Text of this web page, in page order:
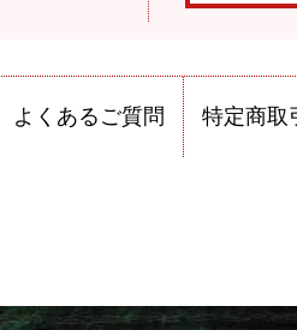
よくあるご質問 特定商取